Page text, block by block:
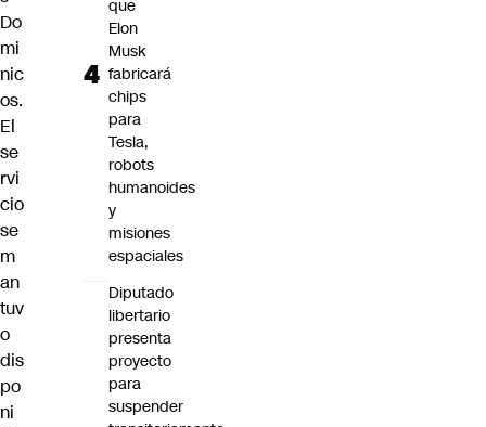
Do
mi
nic
os.
El
se
rvi
cio
se
m
an
tuv
o
dis
po
ni
que
Elon
Musk
fabricará
chips
para
Tesla,
robots
humanoides
y
misiones
espaciales
Diputado
libertario
presenta
proyecto
para
suspender